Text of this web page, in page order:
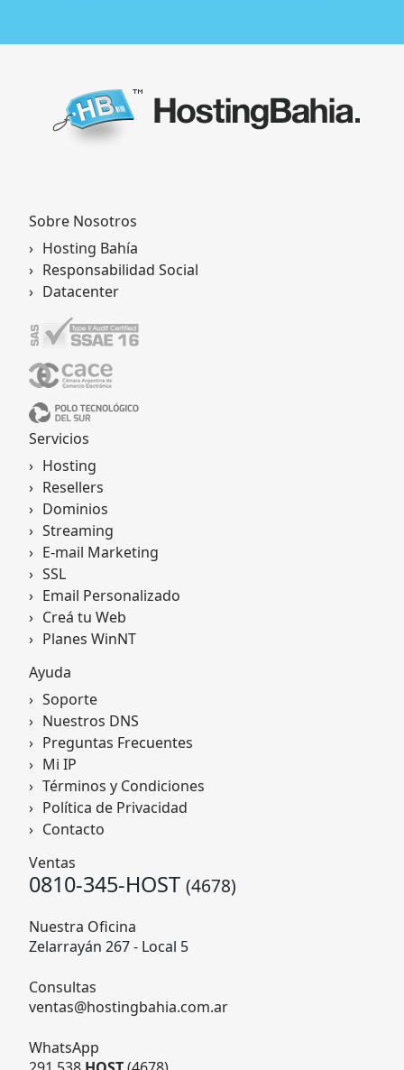
Sobre Nosotros
Hosting Bahía
Responsabilidad Social
Datacenter
Servicios
Hosting
Resellers
Dominios
Streaming
E-mail Marketing
SSL
Email Personalizado
Creá tu Web
Planes WinNT
Ayuda
Soporte
Nuestros DNS
Preguntas Frecuentes
Mi IP
Términos y Condiciones
Política de Privacidad
Contacto
Ventas
0810-345-HOST (4678)
Nuestra Oficina
Zelarrayán 267 - Local 5
Consultas
ventas@hostingbahia.com.ar
WhatsApp